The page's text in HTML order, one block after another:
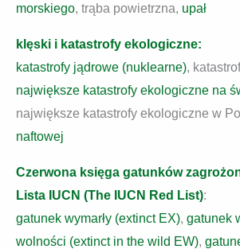
morskiego, trąba powietrzna, upał
klęski i katastrofy ekologiczne:
katastrofy jądrowe (nuklearne),
największe katastrofy ekologiczne na
największe katastrofy ekologiczne w
naftowej
Czerwona księga gatunków
Lista IUCN (The IUCN Red List):
gatunek wymarły (extinct EX), gatunek
wolności (extinct in the wild EW),